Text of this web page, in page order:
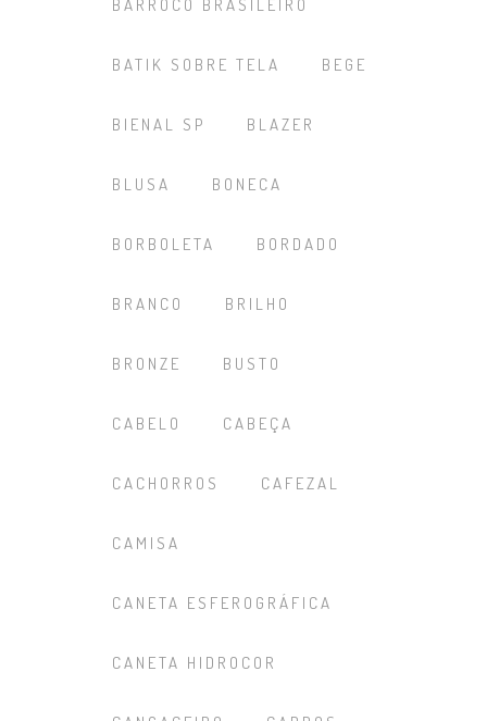
BARROCO BRASILEIRO
BATIK SOBRE TELA BEGE
BIENAL SP BLAZER
BLUSA BONECA
BORBOLETA BORDADO
BRANCO BRILHO
BRONZE BUSTO
CABELO CABEÇA
CACHORROS CAFEZAL
CAMISA
CANETA ESFEROGRÁFICA
CANETA HIDROCOR